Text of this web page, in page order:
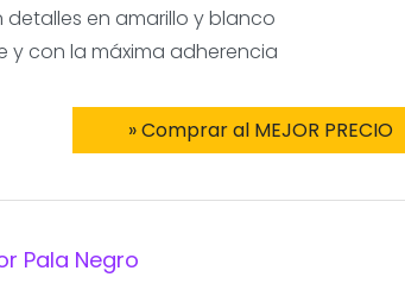
detalles en amarillo y blanco
y con la máxima adherencia
» Comprar al MEJOR PRECIO
Pala Negro